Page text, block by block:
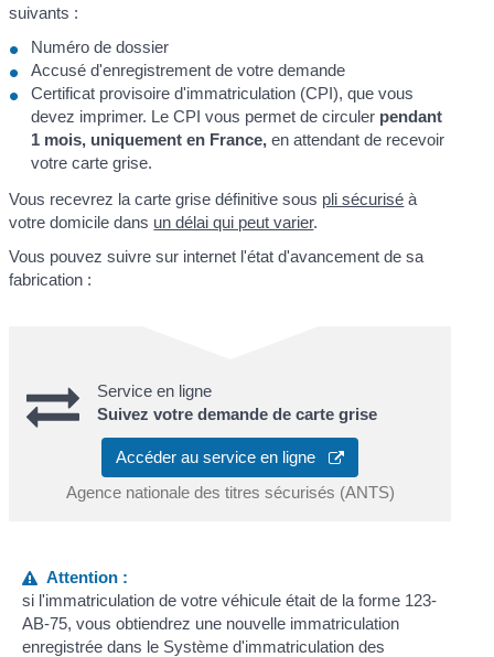
suivants :
Numéro de dossier
Accusé d'enregistrement de votre demande
Certificat provisoire d'immatriculation (CPI), que vous
devez imprimer. Le CPI vous permet de circuler pendant
1 mois, uniquement en France, en attendant de recevoir
votre carte grise.
Vous recevrez la carte grise définitive sous pli sécurisé à
votre domicile dans un délai qui peut varier.
Vous pouvez suivre sur internet l'état d'avancement de sa
fabrication :
Service en ligne
Suivez votre demande de carte grise
Accéder au service en ligne
Agence nationale des titres sécurisés (ANTS)
Attention :
si l'immatriculation de votre véhicule était de la forme 123-
AB-75, vous obtiendrez une nouvelle immatriculation
enregistrée dans le Système d'immatriculation des